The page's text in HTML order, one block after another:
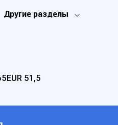
Другие разделы
EUR 51,5